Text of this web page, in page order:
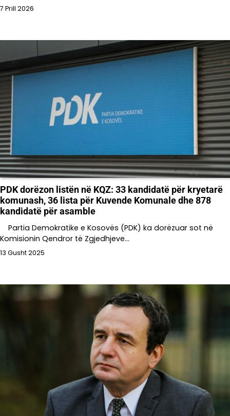
7 Prill 2026
PDK dorëzon listën në KQZ: 33 kandidatë për kryetarë
komunash, 36 lista për Kuvende Komunale dhe 878
kandidatë për asamble
Partia Demokratike e Kosovës (PDK) ka dorëzuar sot në
Komisionin Qendror të Zgjedhjeve…
13 Gusht 2025